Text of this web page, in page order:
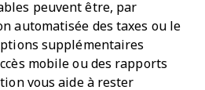
peuvent être, par
automatisée des taxes ou le
supplémentaires
mobile ou des rapports
vous aide à rester